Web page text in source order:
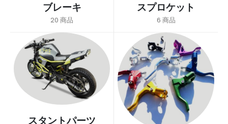
ブレーキ
20 商品
スプロケット
6 商品
スタントパーツ